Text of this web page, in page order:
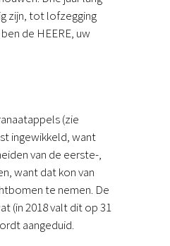
zijn, tot lofzegging
de HEERE, uw
(zie
ingewikkeld, want
van de eerste-,
want dat kon van
te nemen. De
(in 2018 valt dit op 31
aangeduid.
Studiehuis (cursus)
ons
visie